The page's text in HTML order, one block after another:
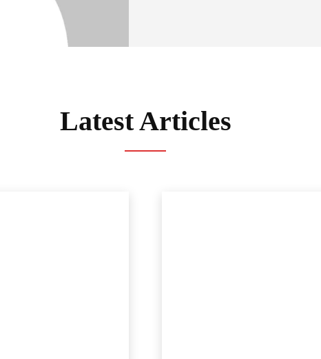
Latest Articles